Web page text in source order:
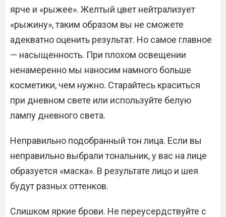
ярче и «рыжее». Желтый цвет нейтрализует
«рыжину», таким образом вы не сможете
адекватно оценить результат. Но самое главное
— насыщенность. При плохом освещении
ненамеренно мы наносим намного больше
косметики, чем нужно. Старайтесь краситься
при дневном свете или используйте белую
лампу дневного света.
Неправильно подобранный тон лица. Если вы
неправильно выбрали тональник, у вас на лице
образуется «маска». В результате лицо и шея
будут разных оттенков.
Слишком яркие брови. Не переусердствуйте с